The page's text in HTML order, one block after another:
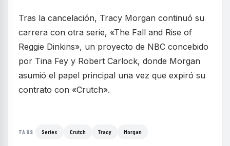
Tras la cancelación, Tracy Morgan continuó su
carrera con otra serie, «The Fall and Rise of
Reggie Dinkins», un proyecto de NBC concebido
por Tina Fey y Robert Carlock, donde Morgan
asumió el papel principal una vez que expiró su
contrato con «Crutch».
TAGS Series Crutch Tracy Morgan